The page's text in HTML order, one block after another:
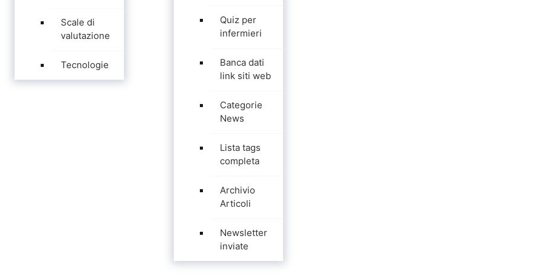
Scale di
valutazione
Tecnologie
Quiz per
infermieri
Banca dati
link siti web
Categorie
News
Lista tags
completa
Archivio
Articoli
Newsletter
inviate